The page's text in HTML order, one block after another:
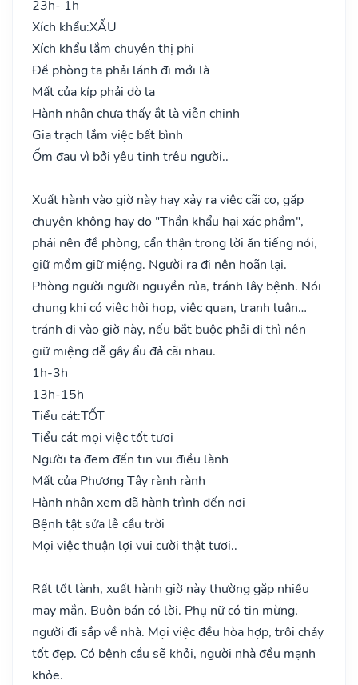
23h- 1h
Xích khẩu:XẤU
Xích khẩu lắm chuyên thị phi
Đề phòng ta phải lánh đi mới là
Mất của kíp phải dò la
Hành nhân chưa thấy ắt là viễn chinh
Gia trạch lắm việc bất bình
Ốm đau vì bởi yêu tinh trêu người..
Xuất hành vào giờ này hay xảy ra việc cãi cọ, gặp
chuyện không hay do "Thần khẩu hại xác phầm",
phải nên đề phòng, cẩn thận trong lời ăn tiếng nói,
giữ mồm giữ miệng. Người ra đi nên hoãn lại.
Phòng người người nguyền rủa, tránh lây bệnh. Nói
chung khi có việc hội họp, việc quan, tranh luận…
tránh đi vào giờ này, nếu bắt buộc phải đi thì nên
giữ miệng dễ gây ẩu đả cãi nhau.
1h-3h
13h-15h
Tiểu cát:TỐT
Tiểu cát mọi việc tốt tươi
Người ta đem đến tin vui điều lành
Mất của Phương Tây rành rành
Hành nhân xem đã hành trình đến nơi
Bệnh tật sửa lễ cầu trời
Mọi việc thuận lợi vui cười thật tươi..
Rất tốt lành, xuất hành giờ này thường gặp nhiều
may mắn. Buôn bán có lời. Phụ nữ có tin mừng,
người đi sắp về nhà. Mọi việc đều hòa hợp, trôi chảy
tốt đẹp. Có bệnh cầu sẽ khỏi, người nhà đều mạnh
khỏe.